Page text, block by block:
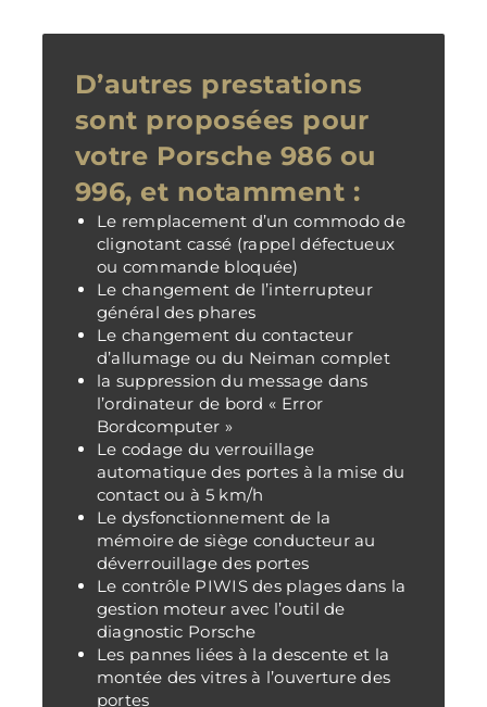
D’autres prestations
sont proposées pour
votre Porsche 986 ou
996, et notamment :
Le remplacement d’un commodo de
clignotant cassé (rappel défectueux
ou commande bloquée)
Le changement de l’interrupteur
général des phares
Le changement du contacteur
d’allumage ou du Neiman complet
la suppression du message dans
l’ordinateur de bord « Error
Bordcomputer »
Le codage du verrouillage
automatique des portes à la mise du
contact ou à 5 km/h
Le dysfonctionnement de la
mémoire de siège conducteur au
déverrouillage des portes
Le contrôle PIWIS des plages dans la
gestion moteur avec l’outil de
diagnostic Porsche
Les pannes liées à la descente et la
montée des vitres à l’ouverture des
portes